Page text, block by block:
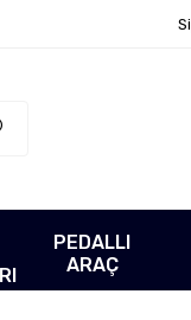
PEDALLI
ARAÇ